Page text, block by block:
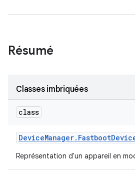
Résumé
Classes imbriquées
class
DeviceManager. Fastboot
Représentation d'un appareil en